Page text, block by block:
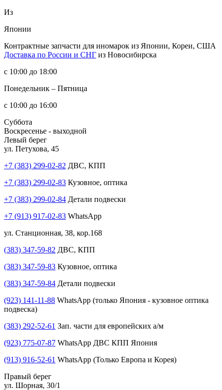
Из
Японии
Контрактные запчасти для иномарок из Японии, Кореи, США
Доставка по России и СНГ из Новосибирска
с 10:00 до 18:00
Понедельник – Пятница
с 10:00 до 16:00
Суббота
Воскресенье - выходной
Левый берег
ул. Петухова, 45
+7 (383) 299-02-82 ДВС, КПП
+7 (383) 299-02-83 Кузовное, оптика
+7 (383) 299-02-84 Детали подвески
+7 (913) 917-02-83 WhatsApp
ул. Станционная, 38, кор.168
(383) 347-59-82 ДВС, КПП
(383) 347-59-83 Кузовное, оптика
(383) 347-59-84 Детали подвески
(923) 141-11-88 WhatsApp (только Япония - кузовное оптика
подвеска)
(383) 292-52-61 Зап. части для европейских а/м
(923) 775-07-87 WhatsApp ДВС КПП Япония
(913) 916-52-61 WhatsApp (Только Европа и Корея)
Правый берег
ул. Шорная, 30/1